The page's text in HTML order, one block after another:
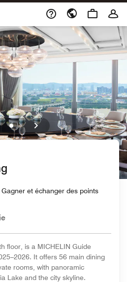
Gagner et échanger des points
floor, is a MICHELIN Guide
It offers 56 main dining
rooms, with panoramic
Lake and the city skyline.